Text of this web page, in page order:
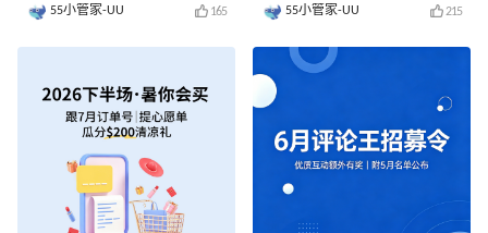
55小管家-UU 165 55小管家-UU 215